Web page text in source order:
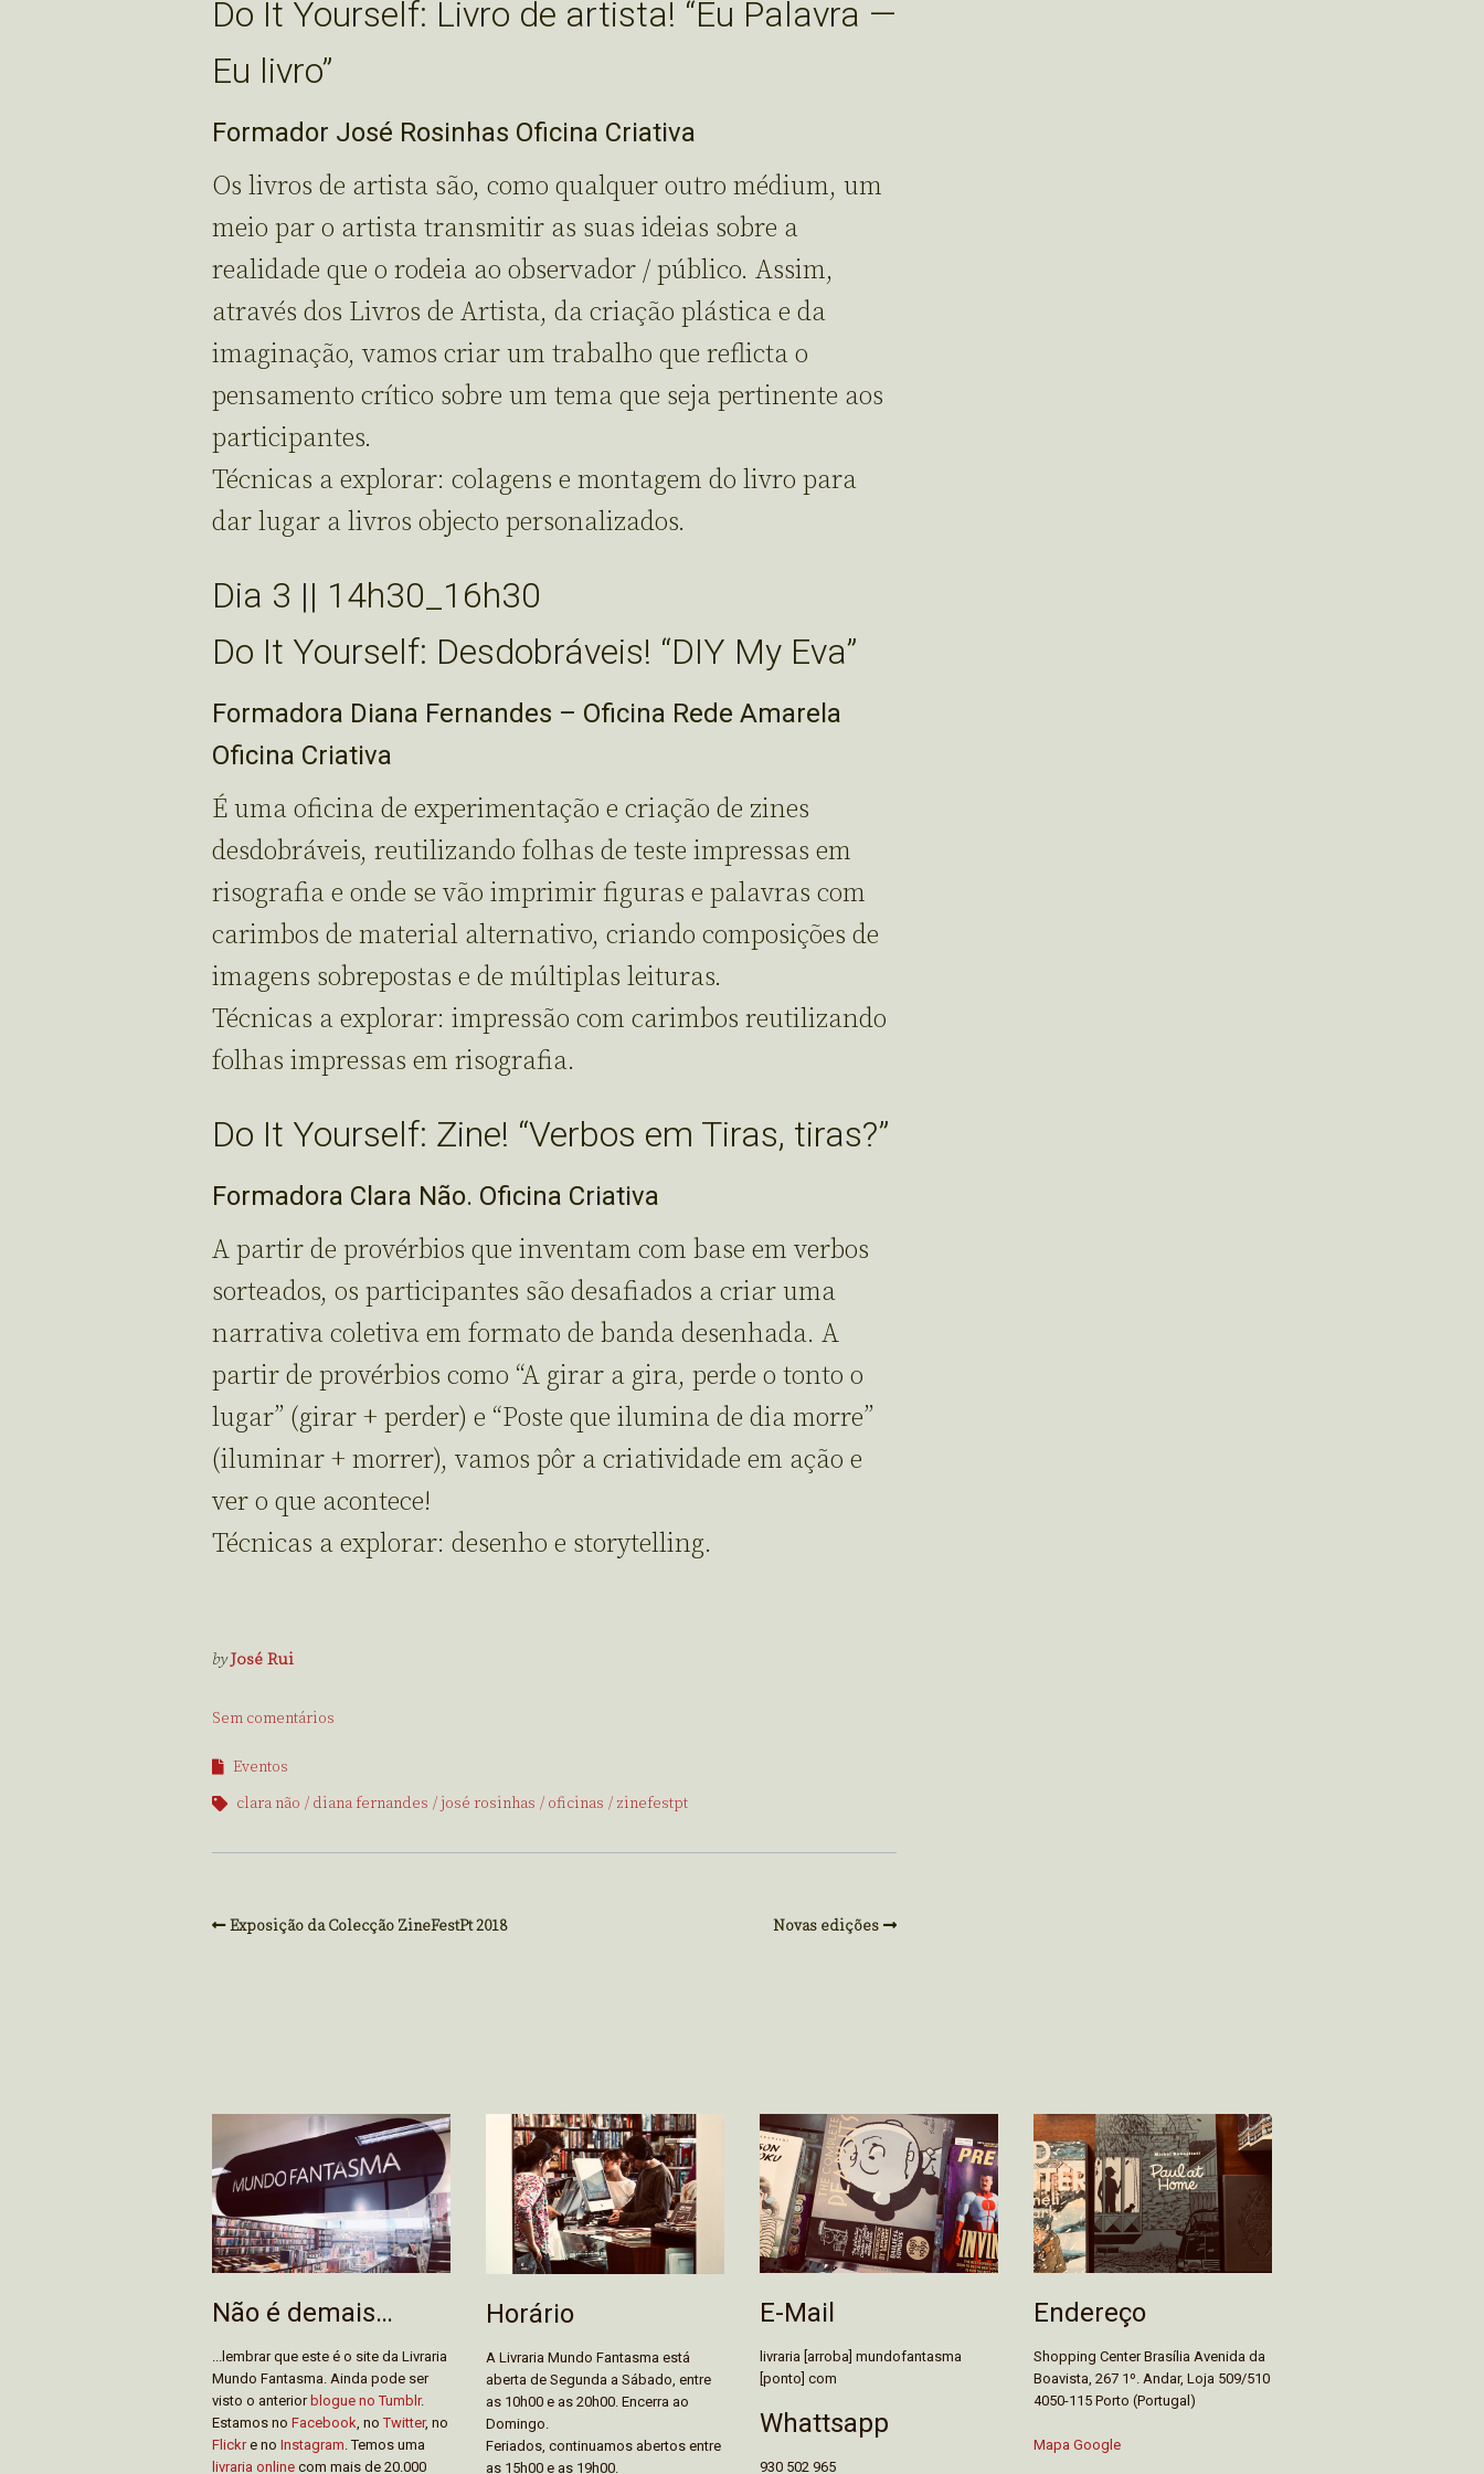
Do It Yourself: Livro de artista! “Eu Palavra —
Eu livro”
Formador José Rosinhas Oficina Criativa
Os livros de artista são, como qualquer outro médium, um
meio par o artista transmitir as suas ideias sobre a
realidade que o rodeia ao observador / público. Assim,
através dos Livros de Artista, da criação plástica e da
imaginação, vamos criar um trabalho que reflicta o
pensamento crítico sobre um tema que seja pertinente aos
participantes.
Técnicas a explorar: colagens e montagem do livro para
dar lugar a livros objecto personalizados.
Dia 3 || 14h30_16h30
Do It Yourself: Desdobráveis! “DIY My Eva”
Formadora Diana Fernandes – Oficina Rede Amarela
Oficina Criativa
É uma oficina de experimentação e criação de zines
desdobráveis, reutilizando folhas de teste impressas em
risografia e onde se vão imprimir figuras e palavras com
carimbos de material alternativo, criando composições de
imagens sobrepostas e de múltiplas leituras.
Técnicas a explorar: impressão com carimbos reutilizando
folhas impressas em risografia.
Do It Yourself: Zine! “Verbos em Tiras, tiras?”
Formadora Clara Não. Oficina Criativa
A partir de provérbios que inventam com base em verbos
sorteados, os participantes são desafiados a criar uma
narrativa coletiva em formato de banda desenhada. A
partir de provérbios como “A girar a gira, perde o tonto o
lugar” (girar + perder) e “Poste que ilumina de dia morre”
(iluminar + morrer), vamos pôr a criatividade em ação e
ver o que acontece!
Técnicas a explorar: desenho e storytelling.
byJosé Rui
Sem comentários
Eventos
clara não
diana fernandes josé rosinhas oficinas zinefestpt
Exposição da Colecção ZineFestPt 2018 Novas edições
Não é demais…
...lembrar que este é o site da Livraria
Mundo Fantasma. Ainda pode ser
visto o anterior blogue no Tumblr.
Estamos no Facebook, noTwitter, no
Flickre no Instagram. Temos uma
livraria online com mais de 20.000
Horário
A Livraria Mundo Fantasma está
aberta de Segunda a Sábado, entre
as 10h00 e as 20h00. Encerra ao
Domingo.
Feriados, continuamos abertos entre
as 15h00 e as 19h00.
E-Mail
livraria [arroba] mundofantasma
[ponto] com
Whattsapp
930 502 965
Endereço
Shopping Center Brasília Avenida da
Boavista, 267 1º. Andar, Loja 509/510
4050-115 Porto (Portugal)
Mapa Google